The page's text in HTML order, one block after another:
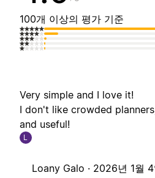
100개 이상의 평가 기준
Very simple and I love it!
I don't like crowded
and useful!
L
Loany Galo · 2026년 1월 4